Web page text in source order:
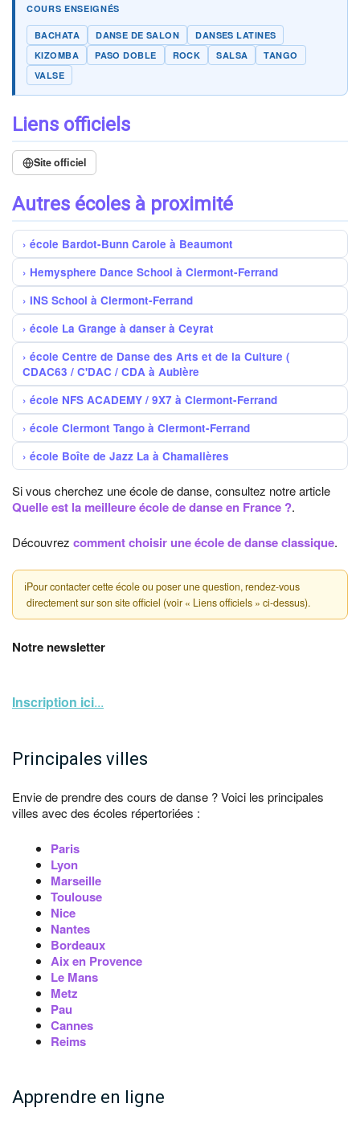
COURS ENSEIGNÉS
BACHATA DANSE DE SALON
DANSES LATINES
KIZOMBA
PASO DOBLE ROCK SALSA
TANGO
VALSE
Liens officiels
Site officiel
Autres écoles à proximité
école Bardot-Bunn Carole à Beaumont
Hemysphere Dance School à Clermont-Ferrand
INS School à Clermont-Ferrand
école La Grange à danser à Ceyrat
école Centre de Danse des Arts et de la Culture (
CDAC63 / C'DAC / CDA à Aubière
école NFS ACADEMY / 9X7 à Clermont-Ferrand
école Clermont Tango à Clermont-Ferrand
école Boîte de Jazz La à Chamalières
Si vous cherchez une école de danse, consultez notre article
Quelle est la meilleure école de danse en France ?.
Découvrez comment choisir une école de danse classique.
ℹPour contacter cette école ou poser une question, rendez-vous
directement sur son site officiel (voir « Liens officiels » ci-dessus).
Notre newsletter
Inscription ici...
Principales villes
Envie de prendre des cours de danse ? Voici les principales
villes avec des écoles répertoriées :
Paris
Lyon
Marseille
Toulouse
Nice
Nantes
Bordeaux
Aix en Provence
Le Mans
Metz
Pau
Cannes
Reims
Apprendre en ligne